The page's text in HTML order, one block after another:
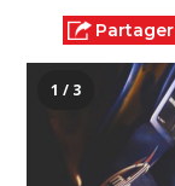
1 / 3